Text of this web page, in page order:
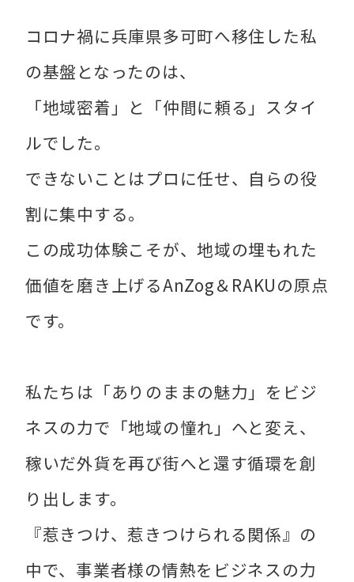
コロナ禍に兵庫県多可町へ移住した私
の基盤となったのは、
「地域密着」と「仲間に頼る」スタイ
ルでした。
できないことはプロに任せ、自らの役
割に集中する。
この成功体験こそが、地域の埋もれた
価値を磨き上げるAnZog＆RAKUの原点
です。
私たちは「ありのままの魅力」をビジ
ネスの力で「地域の憧れ」へと変え、
稼いだ外貨を再び街へと還す循環を創
り出します。
『惹きつけ、惹きつけられる関係』の
中で、事業者様の情熱をビジネスの力